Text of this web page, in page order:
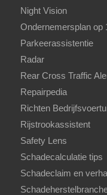
Night Vision
Ondernemersplan op
Parkeerassistentie
Radar
Rear Cross Traffic
Repairpedia
Richten
Rijstrookassistent
Safety Lens
Schadecalculatie tips
Schadeclaim en